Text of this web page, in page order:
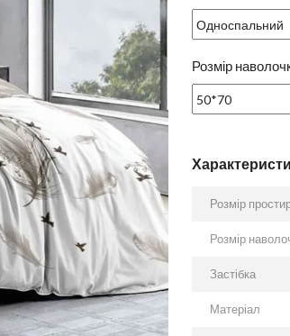
Розмір
Розмір
Розмір
Застібка
Матеріал